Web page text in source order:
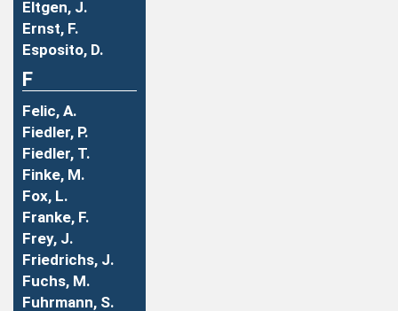
Eltgen, J.
Ernst, F.
Esposito, D.
F
Felic, A.
Fiedler, P.
Fiedler, T.
Finke, M.
Fox, L.
Franke, F.
Frey, J.
Friedrichs, J.
Fuchs, M.
Fuhrmann, S.